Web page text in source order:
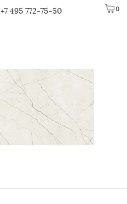
0
+7 495 772-75-50